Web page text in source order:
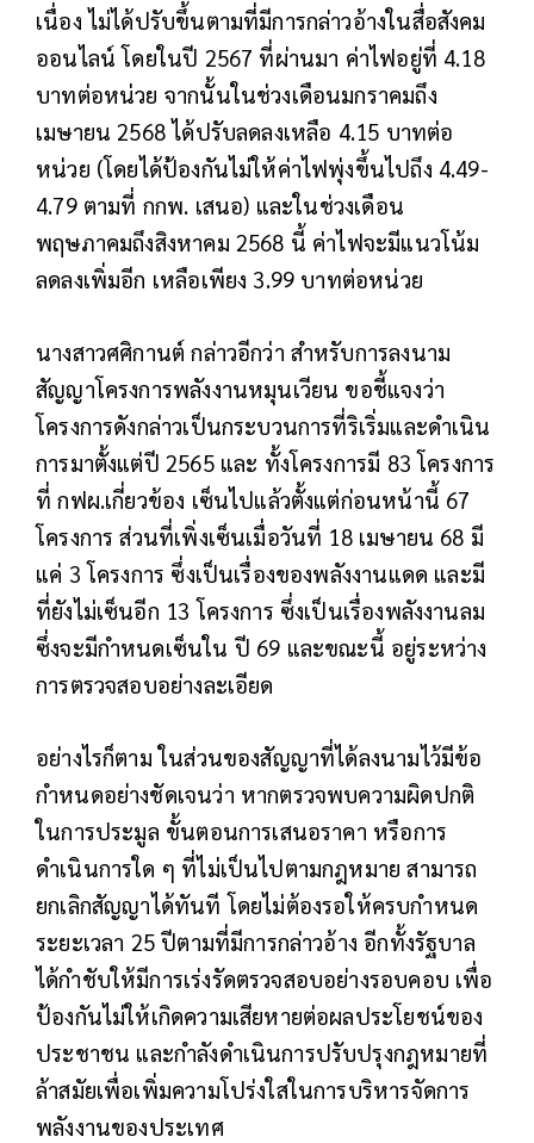
เนื่อง ไม่ได้ปรับขึ้นตามที่มีการกล่าวอ้างในสื่อสังคม
ออนไลน์ โดยในปี 2567 ที่ผ่านมา ค่าไฟอยู่ที่ 4.18
บาทต่อหน่วย จากนั้นในช่วงเดือนมกราคมถึง
เมษายน 2568 ได้ปรับลดลงเหลือ 4.15 บาทต่อ
หน่วย (โดยได้ป้องกันไม่ให้ค่าไฟพุ่งขึ้นไปถึง 4.49-
4.79 ตามที่ กกพ. เสนอ) และในช่วงเดือน
พฤษภาคมถึงสิงหาคม 2568 นี้ ค่าไฟจะมีแนวโน้ม
ลดลงเพิ่มอีก เหลือเพียง 3.99 บาทต่อหน่วย
นางสาวศศิกานต์ กล่าวอีกว่า สำหรับการลงนาม
สัญญาโครงการพลังงานหมุนเวียน ขอชี้แจงว่า
โครงการดังกล่าวเป็นกระบวนการที่ริเริ่มและดำเนิน
การมาตั้งแต่ปี 2565 และ ทั้งโครงการมี 83 โครงการ
ที่ กฟผ.เกี่ยวข้อง เซ็นไปแล้วตั้งแต่ก่อนหน้านี้ 67
โครงการ ส่วนที่เพิ่งเซ็นเมื่อวันที่ 18 เมษายน 68 มี
แค่ 3 โครงการ ซึ่งเป็นเรื่องของพลังงานแดด และมี
ที่ยังไม่เซ็นอีก 13 โครงการ ซึ่งเป็นเรื่องพลังงานลม
ซึ่งจะมีกำหนดเซ็นใน ปี 69 และขณะนี้ อยู่ระหว่าง
การตรวจสอบอย่างละเอียด
อย่างไรก็ตาม ในส่วนของสัญญาที่ได้ลงนามไว้มีข้อ
กำหนดอย่างชัดเจนว่า หากตรวจพบความผิดปกติ
ในการประมูล ขั้นตอนการเสนอราคา หรือการ
ดำเนินการใด ๆ ที่ไม่เป็นไปตามกฎหมาย สามารถ
ยกเลิกสัญญาได้ทันที โดยไม่ต้องรอให้ครบกำหนด
ระยะเวลา 25 ปีตามที่มีการกล่าวอ้าง อีกทั้งรัฐบาล
ได้กำชับให้มีการเร่งรัดตรวจสอบอย่างรอบคอบ เพื่อ
ป้องกันไม่ให้เกิดความเสียหายต่อผลประโยชน์ของ
ประชาชน และกำลังดำเนินการปรับปรุงกฎหมายที่
ล้าสมัยเพื่อเพิ่มความโปร่งใสในการบริหารจัดการ
พลังงานของประเทศ